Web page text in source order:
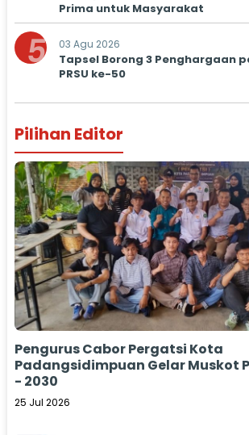
Prima untuk Masyarakat
5 03 Agu 2026
Tapsel Borong 3 Penghargaan
PRSU ke-50
Pilihan Editor
Pengurus Cabor Pergatsi Kota
Padangsidimpuan Gelar Muskot
- 2030
25 Jul 2026